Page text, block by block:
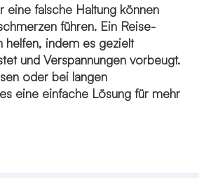
eine falsche Haltung können
führen. Ein Reise-
helfen, indem es gezielt
und Verspannungen vorbeugt.
oder bei langen
eine einfache Lösung für mehr